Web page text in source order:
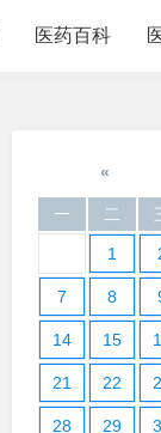
医药百科
«
一 二
1
7 8
14 15
21 22
28 29